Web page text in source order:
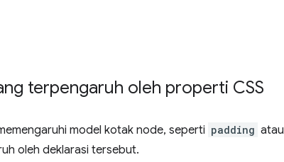
terpengaruh oleh properti CSS
model kotak node, seperti padding atau
oleh deklarasi tersebut.